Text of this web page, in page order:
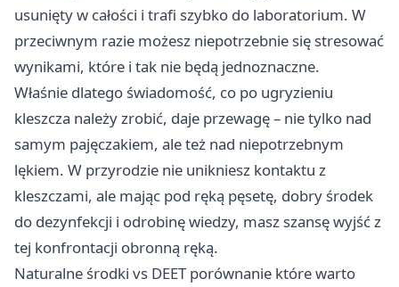
usunięty w całości i trafi szybko do laboratorium. W
przeciwnym razie możesz niepotrzebnie się stresować
wynikami, które i tak nie będą jednoznaczne.
Właśnie dlatego świadomość, co po ugryzieniu
kleszcza należy zrobić, daje przewagę – nie tylko nad
samym pajęczakiem, ale też nad niepotrzebnym
lękiem. W przyrodzie nie unikniesz kontaktu z
kleszczami, ale mając pod ręką pęsetę, dobry środek
do dezynfekcji i odrobinę wiedzy, masz szansę wyjść z
tej konfrontacji obronną ręką.
Naturalne środki vs DEET porównanie które warto